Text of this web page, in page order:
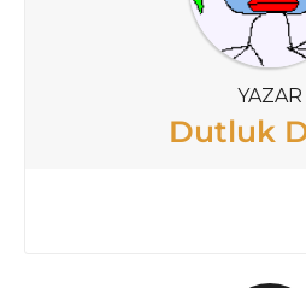
YAZAR
Dutluk